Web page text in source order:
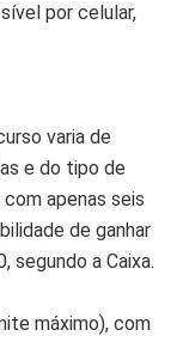
por celular,
varia de
e do tipo de
apenas seis
de ganhar
segundo a Caixa.
máximo), com